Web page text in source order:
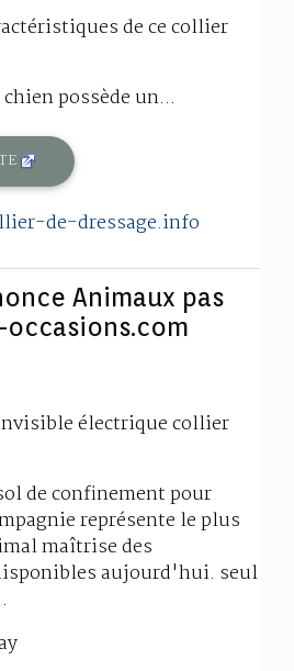
de ce collier
possède un...
de-dressage.info
Animaux pas
occasions.com
électrique collier
de confinement pour
représente le plus
maîtrise des
aujourd'hui. seul